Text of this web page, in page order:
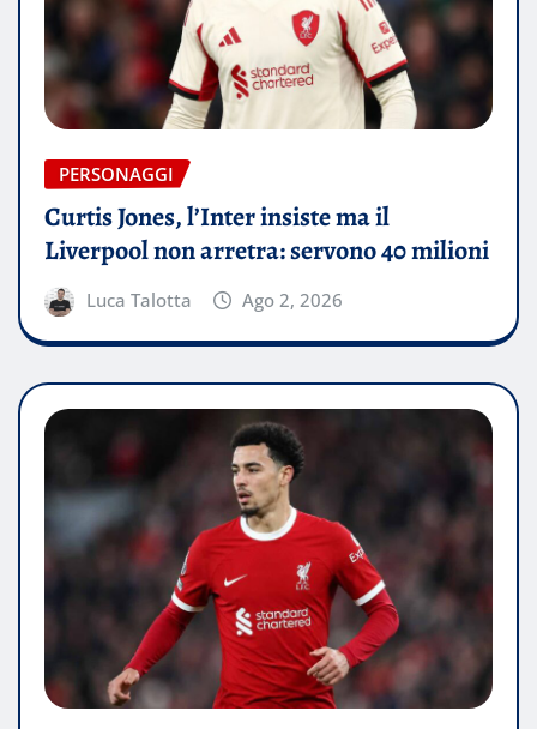
PERSONAGGI
Curtis Jones, l’Inter insiste ma il
Liverpool non arretra: servono 40 milioni
Luca Talotta Ago 2, 2026